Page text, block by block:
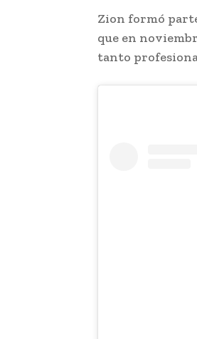
Zion formó
que en
tanto